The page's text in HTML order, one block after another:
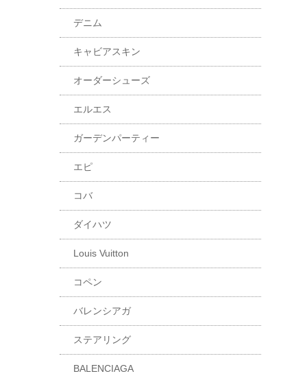
デニム
キャビアスキン
オーダーシューズ
エルエス
ガーデンパーティー
エピ
コバ
ダイハツ
Louis Vuitton
コペン
バレンシアガ
ステアリング
BALENCIAGA